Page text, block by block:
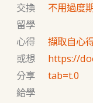
交換
留學
心得
或想
分享
給學
不用過度
擷取自心
https://
tab=t.0